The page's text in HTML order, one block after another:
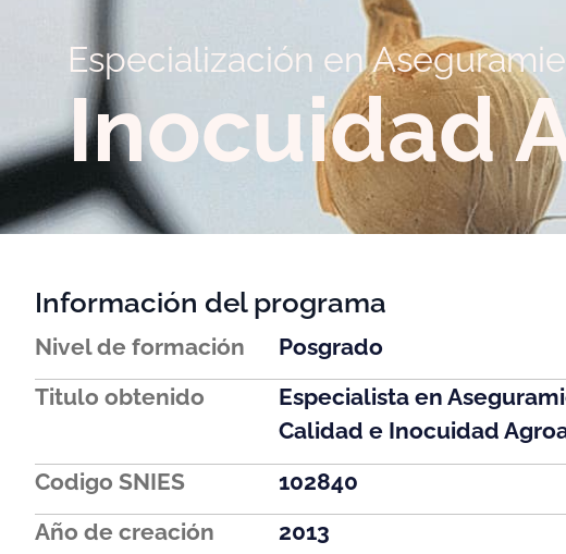
Especialización en
Inocuidad
Información del programa
Nivel de formación
Posgrado
Titulo obtenido
Especialista en
Calidad e Inocuidad
Codigo SNIES
102840
Año de creación
2013